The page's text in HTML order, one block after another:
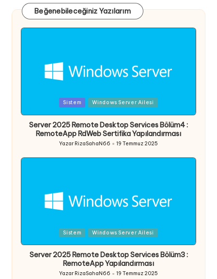
Beğenebileceğiniz Yazılarım
Sistem Windows Server Ailesi
Server 2025 Remote Desktop Services Bölüm4 :
RemoteApp RdWeb Sertifika Yapılandırması
Posted
by
Yazar RizaSahaN66 19 Temmuz 2025
Sistem Windows Server Ailesi
Server 2025 Remote Desktop Services Bölüm3 :
RemoteApp Yapılandırması
Yazar RizaSahaN66 19 Temmuz 2025